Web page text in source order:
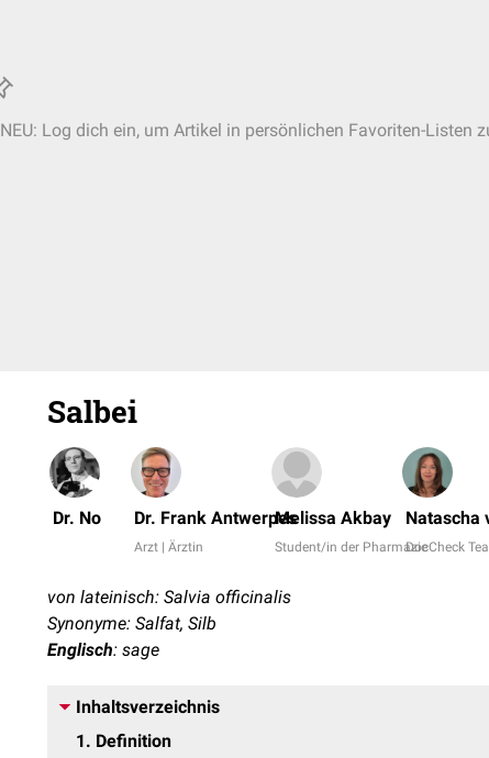
NEU: Log dich ein, um Artikel in persönlichen Favoriten-Listen
Salbei
Dr. No Dr. Frank Antwerpes
Arzt | Ärztin
Melissa Akbay
Student/in der Pharmazie
Natascha
DocCheck
von lateinisch: Salvia officinalis
Synonyme: Salfat, Silb
Englisch: sage
Inhaltsverzeichnis
1
Definition